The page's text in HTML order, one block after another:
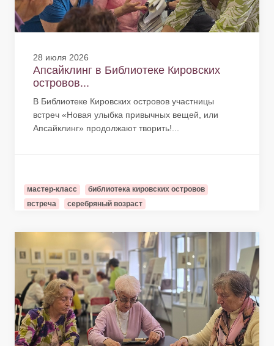
28 июля 2026
Апсайклинг в Библиотеке Кировских
островов...
В Библиотеке Кировских островов участницы
встреч «Новая улыбка привычных вещей, или
Апсайклинг» продолжают творить!...
мастер-класс
библиотека кировских островов
встреча
серебряный возраст